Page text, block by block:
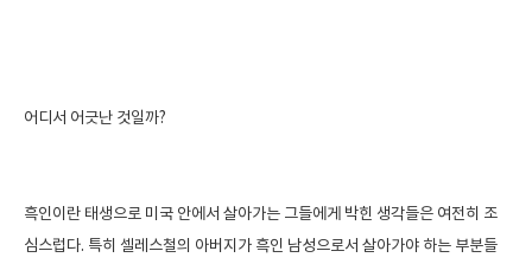
어디서 어긋난 것일까?
흑인이란 태생으로 미국 안에서 살아가는 그들에게 박힌 생각들은 여전히 조
심스럽다. 특히 셀레스철의 아버지가 흑인 남성으로서 살아가야 하는 부분들